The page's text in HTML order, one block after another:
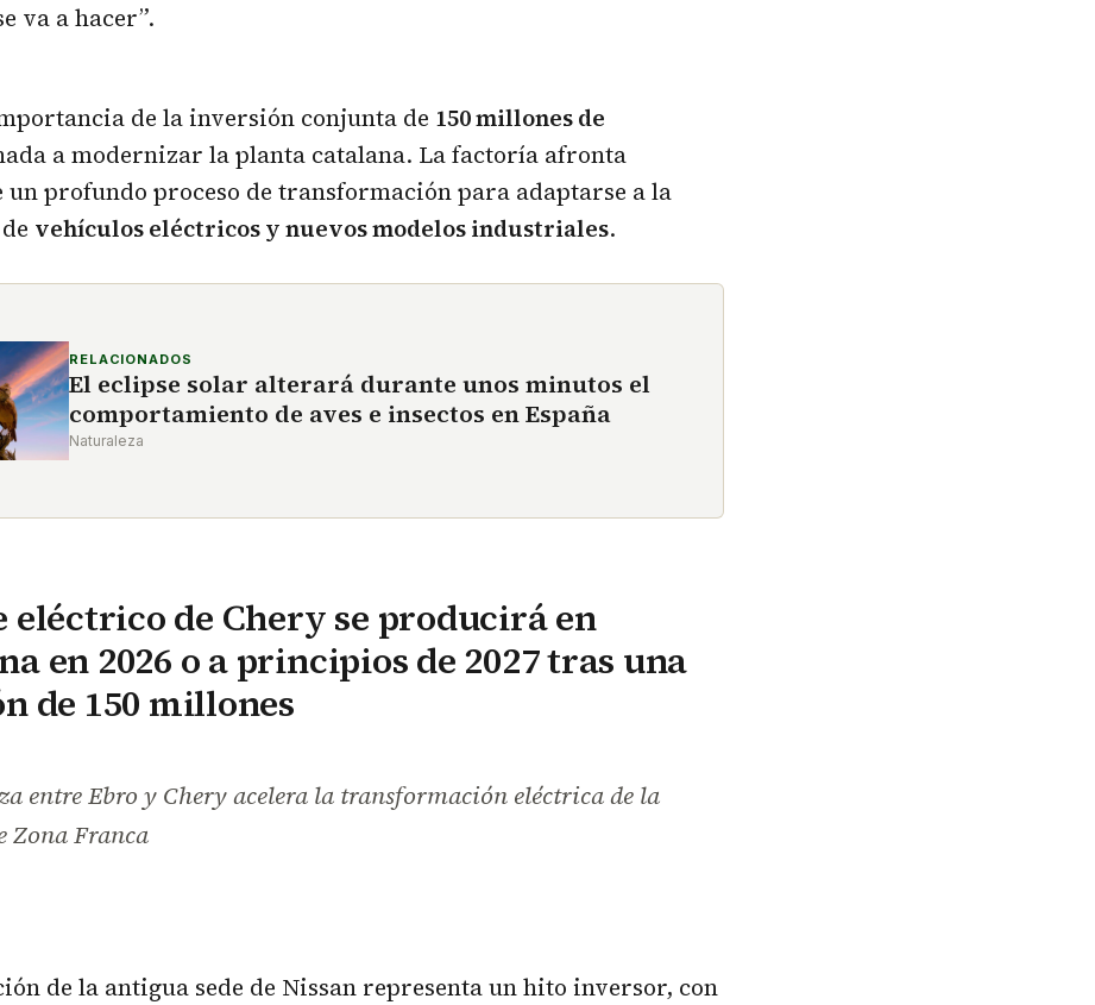
va a hacer”.
de la inversión conjunta de 150 millones de
a modernizar la planta catalana. La factoría afronta
un profundo proceso de transformación para adaptarse a la
vehículos eléctricos y nuevos modelos industriales.
RELACIONADOS
El eclipse solar alterará durante unos minutos el
comportamiento de aves e insectos en España
Naturaleza
eléctrico de Chery se producirá en
en 2026 o a principios de 2027 tras una
de 150 millones
entre Ebro y Chery acelera la transformación eléctrica de la
Zona Franca
de la antigua sede de Nissan representa un hito inversor, con